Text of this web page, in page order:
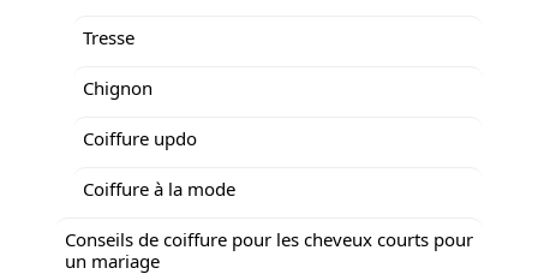
Tresse
Chignon
Coiffure updo
Coiffure à la mode
Conseils de coiffure pour les cheveux courts pour
un mariage